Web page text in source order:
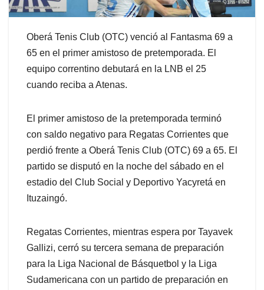
Oberá Tenis Club (OTC) venció al Fantasma 69 a
65 en el primer amistoso de pretemporada. El
equipo correntino debutará en la LNB el 25
cuando reciba a Atenas.
El primer amistoso de la pretemporada terminó
con saldo negativo para Regatas Corrientes que
perdió frente a Oberá Tenis Club (OTC) 69 a 65. El
partido se disputó en la noche del sábado en el
estadio del Club Social y Deportivo Yacyretá en
Ituzaingó.
Regatas Corrientes, mientras espera por Tayavek
Gallizi, cerró su tercera semana de preparación
para la Liga Nacional de Básquetbol y la Liga
Sudamericana con un partido de preparación en